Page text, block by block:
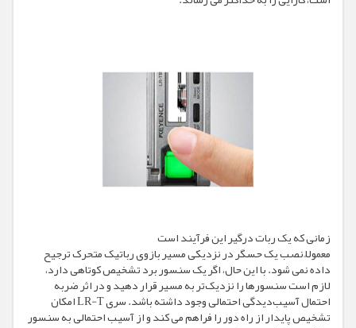
زمانی که یک ربات درگیر این فرآیند است
معمولاً نصب یک حسگر در نزدیکی مسیر بازوی رباتیک متحرک ترجیح
داده نمی شود. با این حال، اگر یک سنسور برد تشخیص کوتاهی دارد،
لازم است سنسورها را نزدیک‌تر به مسیر قرار دهید و در اثر ضربه
احتمال آسیب‌دیدگی احتمالی وجود داشته باشد. سری LR-T امکان
تشخیص پایدار از راه دور را فراهم می کند و از آسیب احتمالی به سنسور